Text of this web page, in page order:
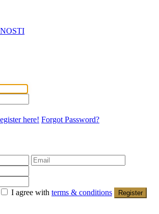
here! Forgot Password?
I agree with terms & conditions Register